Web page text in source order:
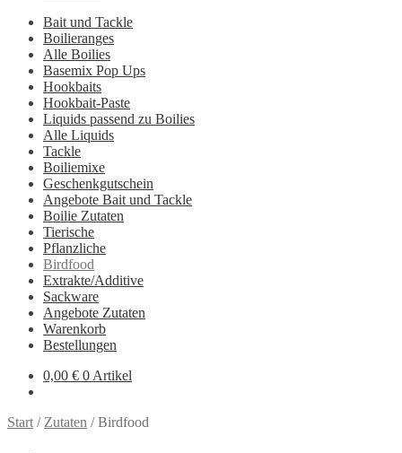
Bait und Tackle
Boilieranges
Alle Boilies
Basemix Pop Ups
Hookbaits
Hookbait-Paste
Liquids passend zu Boilies
Alle Liquids
Tackle
Boiliemixe
Geschenkgutschein
Angebote Bait und Tackle
Boilie Zutaten
Tierische
Pflanzliche
Birdfood
Extrakte/Additive
Sackware
Angebote Zutaten
Warenkorb
Bestellungen
0,00 € 0 Artikel
Start / Zutaten /Birdfood